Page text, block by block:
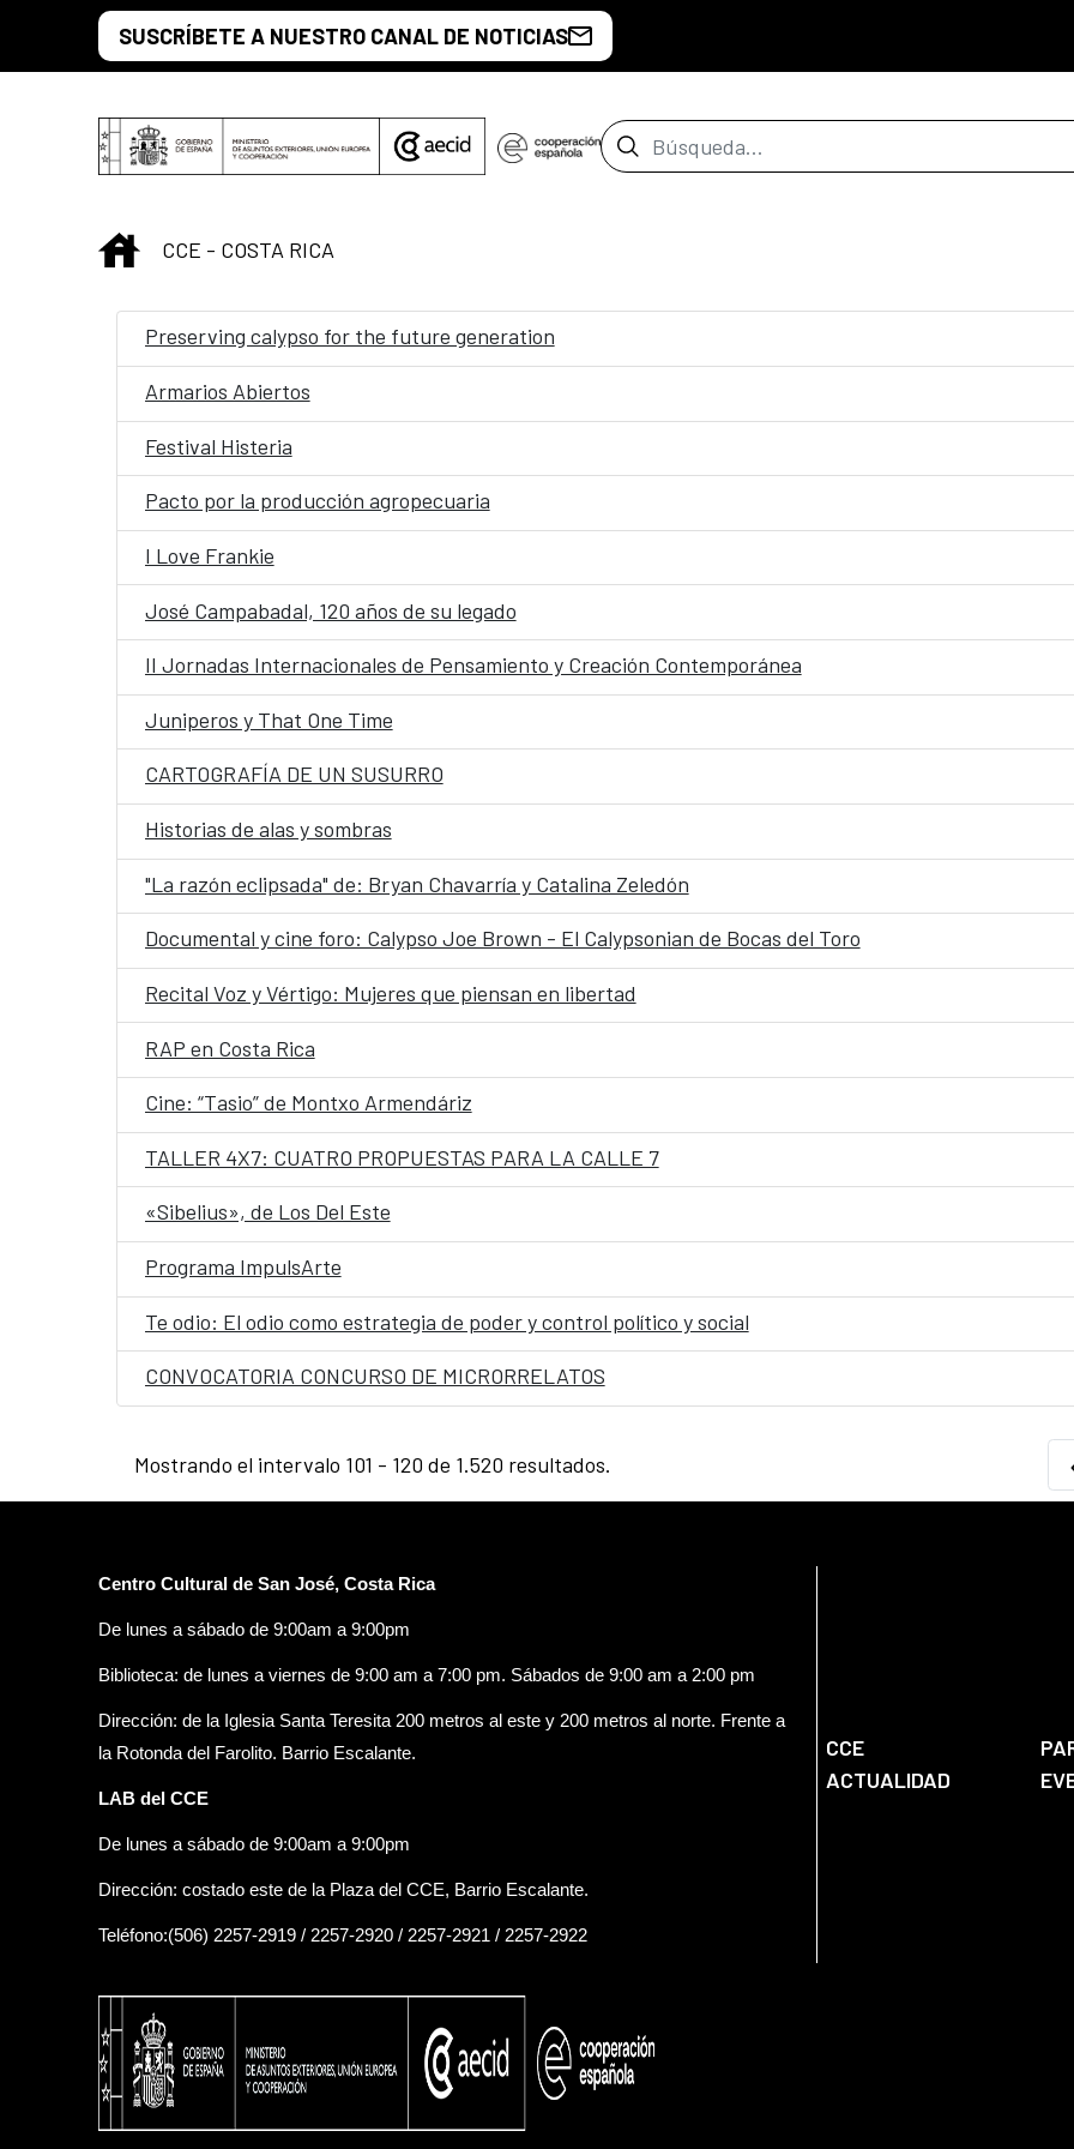
Saltar al contenido principal
SUSCRÍBETE A NUESTRO CANAL DE NOTICIAS
Barra de búsqueda
INICIO
CCE - COSTA RICA
Preserving calypso for the future generation
Armarios Abiertos
Festival Histeria
Pacto por la producción agropecuaria
I Love Frankie
José Campabadal, 120 años de su legado
II Jornadas Internacionales de Pensamiento y Creación Contemporánea
Juniperos y That One Time
CARTOGRAFÍA DE UN SUSURRO
Historias de alas y sombras
"La razón eclipsada" de: Bryan Chavarría y Catalina Zeledón
Documental y cine foro: Calypso Joe Brown - El Calypsonian de Bocas del Toro
Recital Voz y Vértigo: Mujeres que piensan en libertad
RAP en Costa Rica
Cine: “Tasio” de Montxo Armendáriz
TALLER 4X7: CUATRO PROPUESTAS PARA LA CALLE 7
«Sibelius», de Los Del Este
Programa ImpulsArte
Te odio: El odio como estrategia de poder y control político y social
CONVOCATORIA CONCURSO DE MICRORRELATOS
Mostrando el intervalo 101 - 120 de 1.520 resultados.
Centro Cultural de San José, Costa Rica
De lunes a sábado de 9:00am a 9:00pm
Biblioteca: de lunes a viernes de 9:00 am a 7:00 pm. Sábados de 9:00 am a 2:00 pm
Dirección: de la Iglesia Santa Teresita 200 metros al este y 200 metros al norte. Frente a
la Rotonda del Farolito. Barrio Escalante.
LAB del CCE
De lunes a sábado de 9:00am a 9:00pm
Dirección: costado este de la Plaza del CCE, Barrio Escalante.
Teléfono:(506) 2257-2919 / 2257-2920 / 2257-2921 / 2257-2922
CCE
ACTUALIDAD